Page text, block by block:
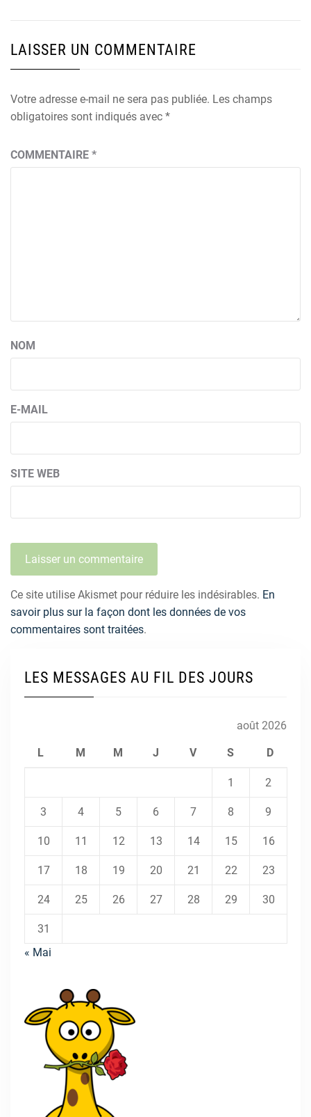
LAISSER UN COMMENTAIRE
Votre adresse e-mail ne sera pas publiée. Les champs
obligatoires sont indiqués avec *
COMMENTAIRE *
NOM
E-MAIL
SITE WEB
Ce site utilise Akismet pour réduire les indésirables. En
savoir plus sur la façon dont les données de vos
commentaires sont traitées.
LES MESSAGES AU FIL DES JOURS
août 2026
L M M J V S D
1 2
3 4 5 6 7 8 9
10 11 12 13 14 15 16
17 18 19 20 21 22 23
24 25 26 27 28 29 30
31
« Mai